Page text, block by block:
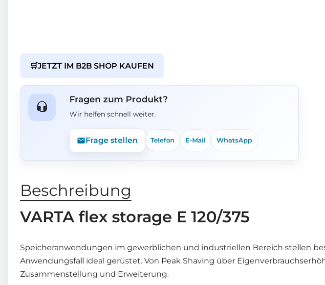
🛒JETZT IM B2B SHOP KAUFEN
Fragen zum Produkt?
Wir helfen schnell weiter.
Frage stellen Telefon E-Mail WhatsApp
Beschreibung
VARTA flex storage E 120/375
Speicheranwendungen im gewerblichen und industriellen Bereich stellen
Anwendungsfall ideal gerüstet. Von Peak Shaving über
Zusammenstellung und Erweiterung.